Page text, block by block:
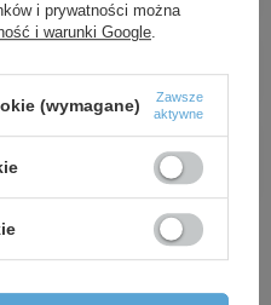
PP, czarna UV, 70g,
i prywatności można
i warunki Google.
(wymagane) Zawsze
aktywne